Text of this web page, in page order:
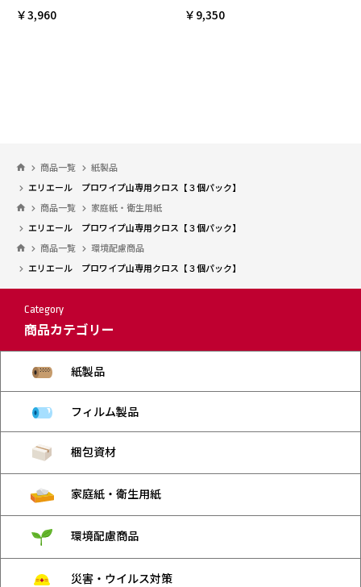
￥3,960
￥9,350
商品一覧
紙製品
エリエール プロワイプ山専用クロス【３個パック】
商品一覧
家庭紙・衛生用紙
エリエール プロワイプ山専用クロス【３個パック】
商品一覧
環境配慮商品
エリエール プロワイプ山専用クロス【３個パック】
Category
商品カテゴリー
紙製品
フィルム製品
梱包資材
家庭紙・衛生用紙
環境配慮商品
災害・ウイルス対策